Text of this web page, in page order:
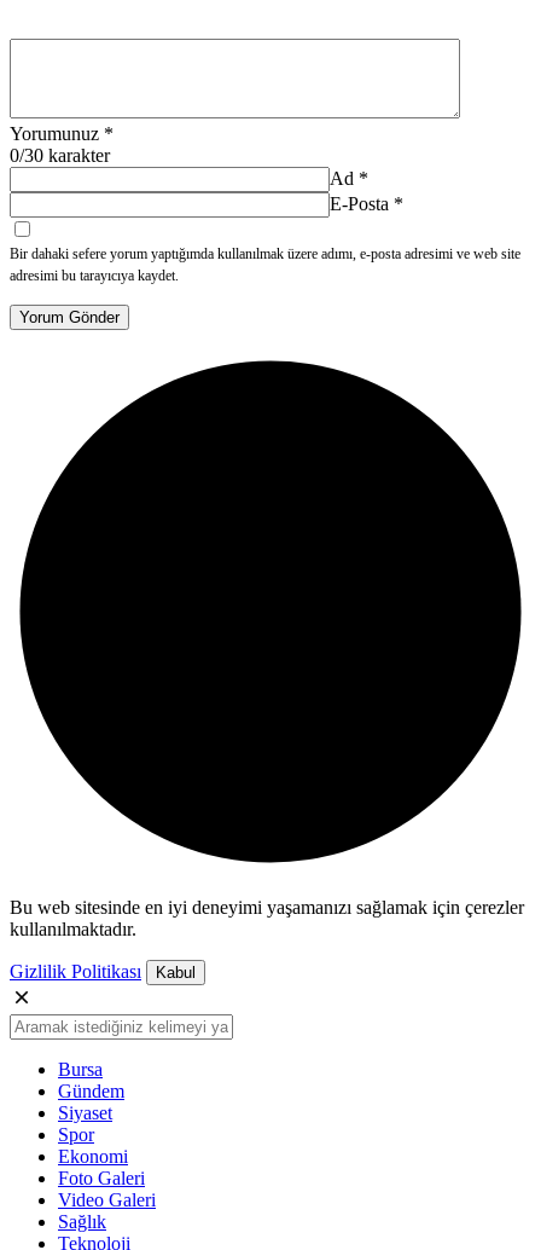
Yorumunuz *
0/30 karakter
Ad *
E-Posta *
Bir dahaki sefere yorum yaptığımda kullanılmak üzere adımı, e-posta adresimi ve web site
adresimi bu tarayıcıya kaydet.
Yorum Gönder
Bu web sitesinde en iyi deneyimi yaşamanızı sağlamak için çerezler
kullanılmaktadır.
Gizlilik Politikası Kabul
Bursa
Gündem
Siyaset
Spor
Ekonomi
Foto Galeri
Video Galeri
Sağlık
Teknoloji